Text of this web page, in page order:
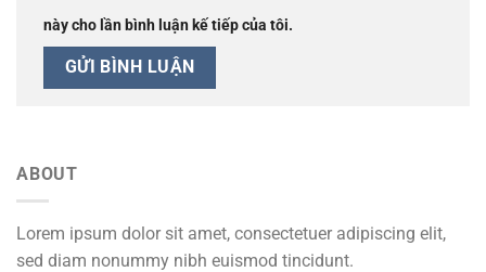
này cho lần bình luận kế tiếp của tôi.
ABOUT
Lorem ipsum dolor sit amet, consectetuer adipiscing elit,
sed diam nonummy nibh euismod tincidunt.